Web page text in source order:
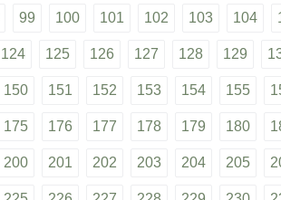
99 100 101 102 103 104
124 125 126 127 128 129
150 151 152 153 154 155
175 176 177 178 179 180
200 201 202 203 204 205